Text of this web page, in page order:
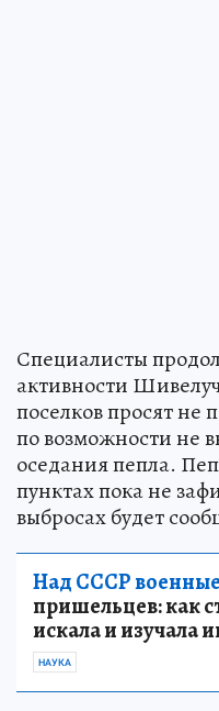
Специалисты
активности
поселков просят не
по возможности не
оседания пепла.
пунктах пока не
выбросах будет
Над СССР военные
пришельцев: как
искала и изучала
НАУКА